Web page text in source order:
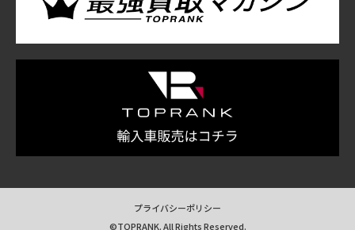
プライバシーポリシー
©TOPRANK. All Rights Reserved.